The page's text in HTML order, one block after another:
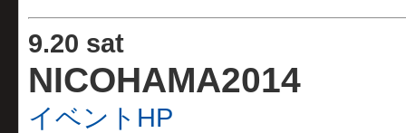
9.20 sat
NICOHAMA2014
イベントHP